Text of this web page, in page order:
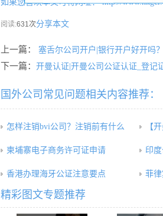
http://
阅读:631次分享本文
上一篇： 塞舌尔公司开户|银行开户好开吗
下一篇： 开曼认证|开曼公司公证认证_登记
国外公司常见问题相关内容推荐：
怎样注销bvi公司？注销前有什么 【
柬埔寨电子商务许可证申请 印
香港办理海牙公证注意要点 菲
精彩图文专题推荐